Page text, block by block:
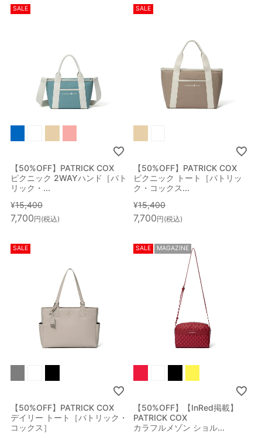
SALE
【50%OFF】PATRICK COX
ピクニック 2WAYハンド［パト
リック・...
¥15,400
7,700 税込
SALE
【50%OFF】PATRICK COX
ピクニック トート［パトリッ
ク・コックス...
¥15,400
7,700 税込
SALE
【50%OFF】PATRICK COX
デイリー トート［パトリック・
コックス］
SALE MAGAZINE
【50%OFF】【InRed掲載】
PATRICK COX
カラフルメゾン ショル...